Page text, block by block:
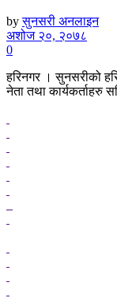
by सुनसरी अनलाइन
अशोज २०, २०७८
0
हरिनगर । सुनसरीको
नेता तथा कार्यकर्ताहरु